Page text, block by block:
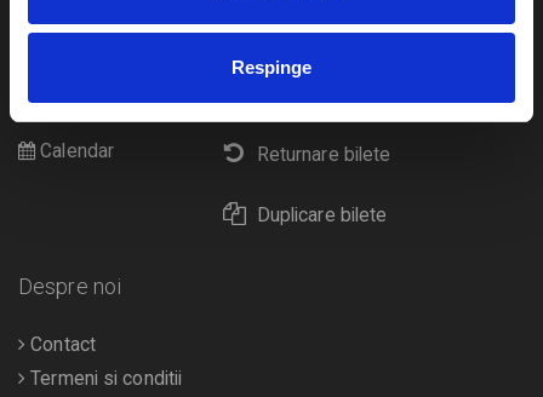
Respinge
eBilet printat acasa
Returnare bilete
Duplicare bilete
Pentru copii
Diverse
Calendar
Despre noi
Contact
Termeni si conditii